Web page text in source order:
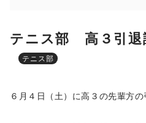
テニス部 高３引退
テニス部
６月４日（土）に高３の先輩方の